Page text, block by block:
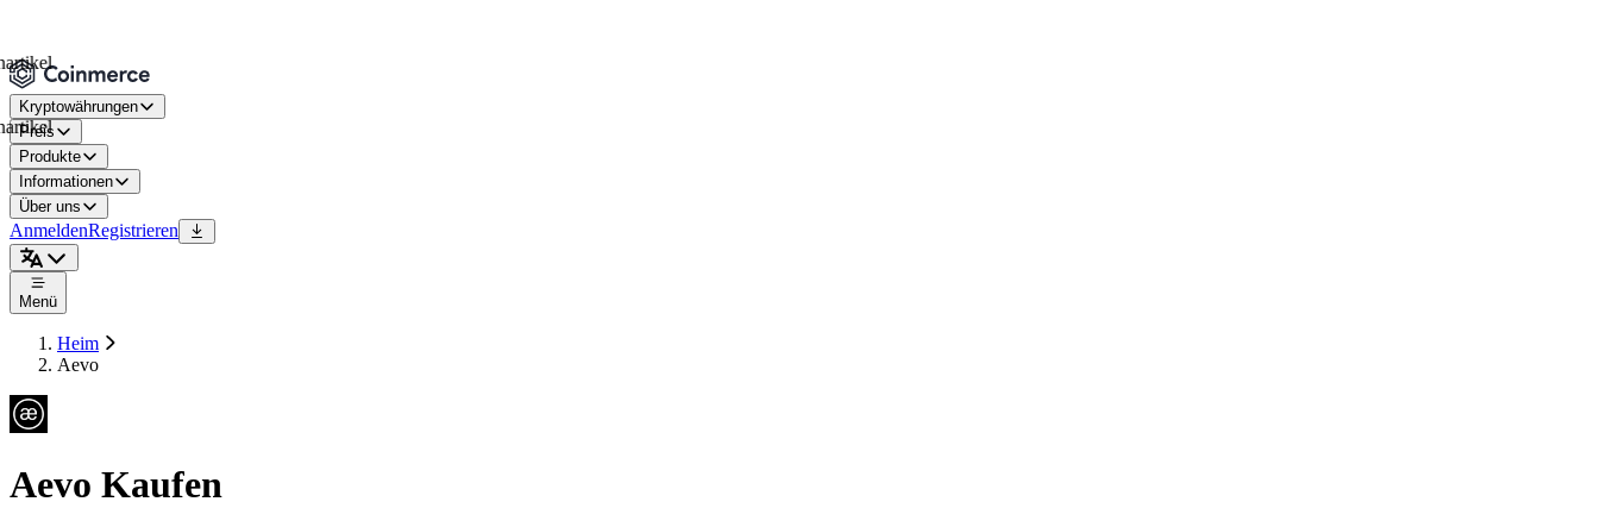
Kryptowährungen
Preis
Produkte
Informationen
Über uns
AnmeldenRegistrieren
Menü
Heim
Aevo
Aevo Kaufen